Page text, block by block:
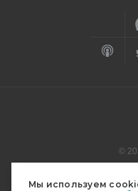
Мы используем
©